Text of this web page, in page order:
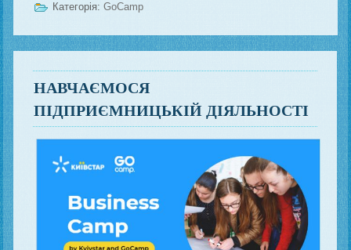
Категорія:GoCamp
НАВЧАЄМОСЯ
ПІДПРИЄМНИЦЬКІЙ ДІЯЛЬНОСТІ